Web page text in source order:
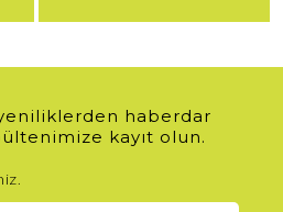
haberdar
kayıt olun.